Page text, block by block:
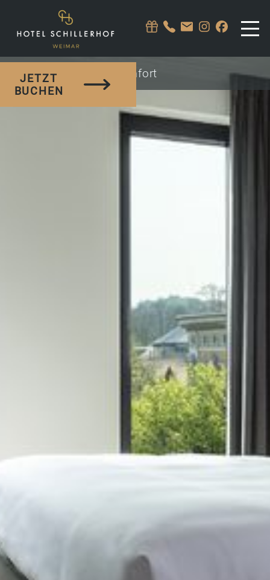
Komfort
JETZT
BUCHEN